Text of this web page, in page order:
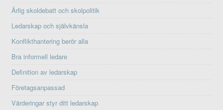
Ärlig skoldebatt och skolpolitik
Ledarskap och självkänsla
Konflikthantering berör alla
Bra informell ledare
Definition av ledarskap
Företagsanpassad
Värderingar styr ditt ledarskap